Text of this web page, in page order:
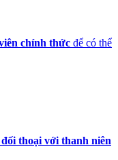
chính thức để có thể
thoại với thanh niên